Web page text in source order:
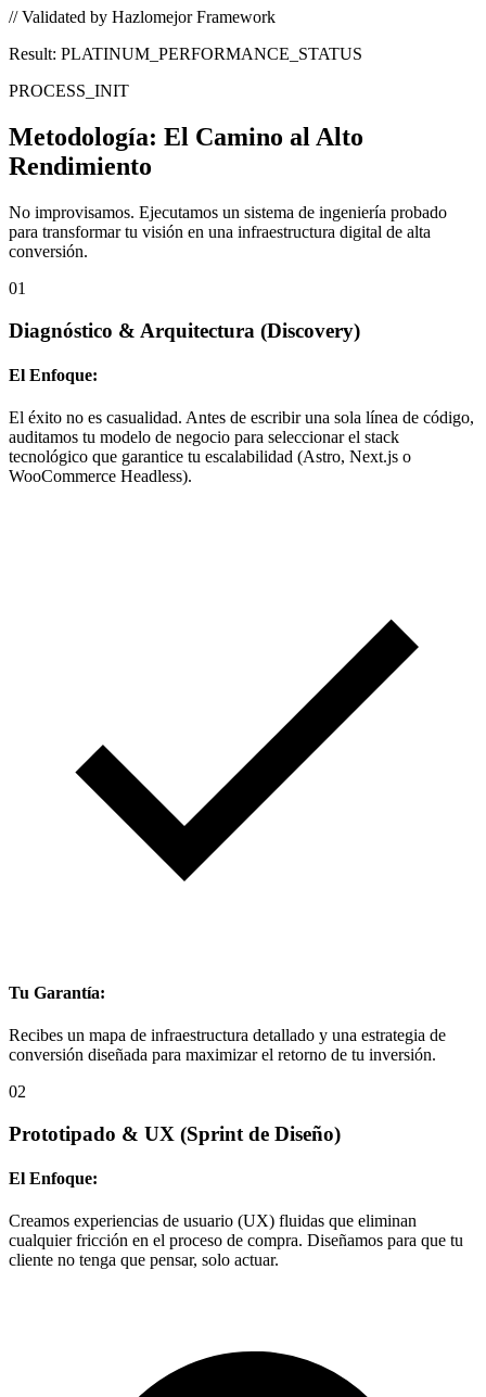
// Validated by Hazlomejor Framework
Result: PLATINUM_PERFORMANCE_STATUS
PROCESS_INIT
Metodología: El Camino al Alto
Rendimiento
No improvisamos. Ejecutamos un sistema de ingeniería probado
para transformar tu visión en una infraestructura digital de alta
conversión.
01
Diagnóstico & Arquitectura (Discovery)
El Enfoque:
El éxito no es casualidad. Antes de escribir una sola línea de código,
auditamos tu modelo de negocio para seleccionar el stack
tecnológico que garantice tu escalabilidad (Astro, Next.js o
WooCommerce Headless).
Tu Garantía:
Recibes un mapa de infraestructura detallado y una estrategia de
conversión diseñada para maximizar el retorno de tu inversión.
02
Prototipado & UX (Sprint de Diseño)
El Enfoque:
Creamos experiencias de usuario (UX) fluidas que eliminan
cualquier fricción en el proceso de compra. Diseñamos para que tu
cliente no tenga que pensar, solo actuar.